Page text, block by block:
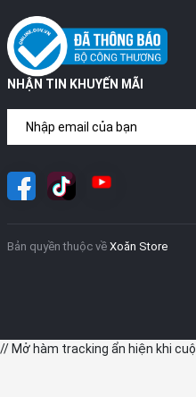
NHẬN TIN KHUYẾN MÃI
Bản quyền thuộc về Xoăn Store
// Mở hàm tracking ẩn hiện khi